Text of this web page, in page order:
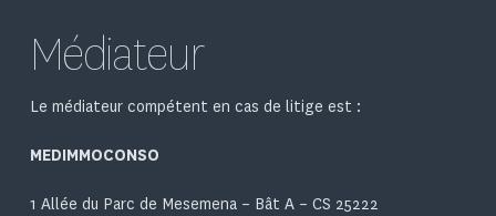
Médiateur
Le médiateur compétent en cas de litige est :
MEDIMMOCONSO
1 Allée du Parc de Mesemena – Bât A – CS 25222